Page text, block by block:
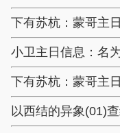
下有苏杭：蒙哥主
小卫主日信息：名
下有苏杭：蒙哥主
以西结的异象(01)